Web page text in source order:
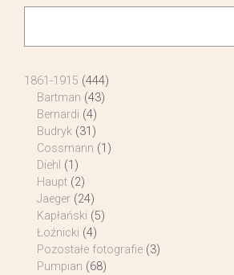
1861-1915 (444)
Bartman (43)
Bernardi (4)
Budryk (31)
Cossmann (1)
Diehl (1)
Haupt (2)
Jaeger (24)
Kapłański (5)
Łoźnicki (4)
Pozostałe fotografie (3)
Pumpian (68)